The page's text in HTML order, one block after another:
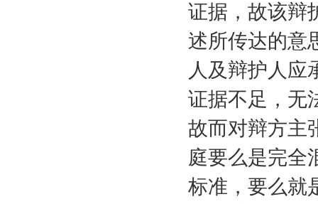
证据，故该辩
述所传达的意
人及辩护人应
证据不足，无
故而对辩方主
庭要么是完全
标准，要么就